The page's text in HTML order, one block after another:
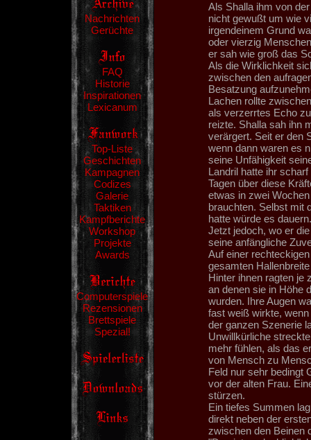
Nachrichten
Gerüchte
FAQ
Historie
Inspirationen
Lexicanum
Top-Liste
Geschichten
Kampagnen
Codizes
Galerie
Taktiken
Kampfberichte
Workshop
Projekte
Awards
Computerspiele
Rezensionen
Brettspiele
Spezial!
Als Shalla ihm von
nicht gewußt um wie
irgendeinem Grund
oder vierzig
er sah wie groß das
Als die Wirklichkeit
zwischen den
Besatzung
Lachen rollte
als verzerrtes Echo
reizte. Shalla sah ihn
verärgert. Seit er den
wenn dann waren es
seine Unfähigkeit
Landril hatte ihr
Tagen über diese
etwas in zwei
brauchten. Selbst mit
hatte würde es
Jetzt jedoch, wo er
seine anfängliche
Auf einer
gesamten
Hinter ihnen ragten je
an denen sie in Höhe
wurden. Ihre Augen
fast weiß wirkte,
der ganzen Szenerie
Unwillkürliche
mehr fühlen, als das
von Mensch zu
Feld nur sehr bedingt
vor der alten Frau.
stürzen.
Ein tiefes Summen
direkt neben der
zwischen den Beinen